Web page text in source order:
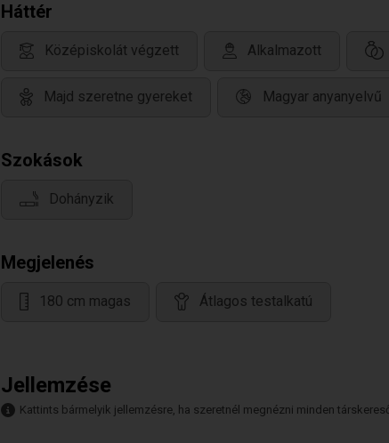
Háttér
Középiskolát végzett Alkalmazott
Majd szeretne gyereket Magyar anyanyelvű
Szokások
Dohányzik
Megjelenés
180 cm magas Átlagos testalkatú
Jellemzése
Kattints bármelyik jellemzésre, ha szeretnél megnézni minden